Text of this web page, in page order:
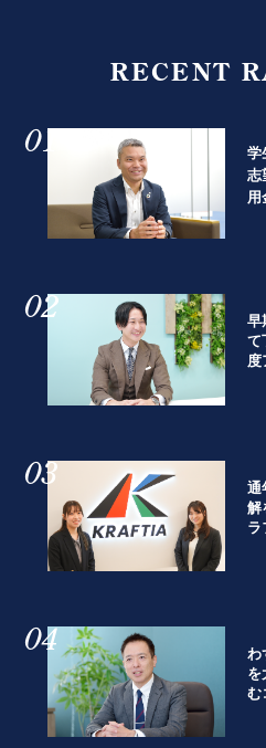
RECENT
01
学
志
用
02
早
て
度
03
通
解
ラ
04
わ
を
む